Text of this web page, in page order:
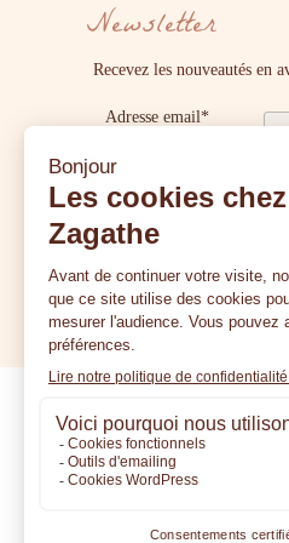
Newsletter
Recevez les nouveautés en
Adresse email*